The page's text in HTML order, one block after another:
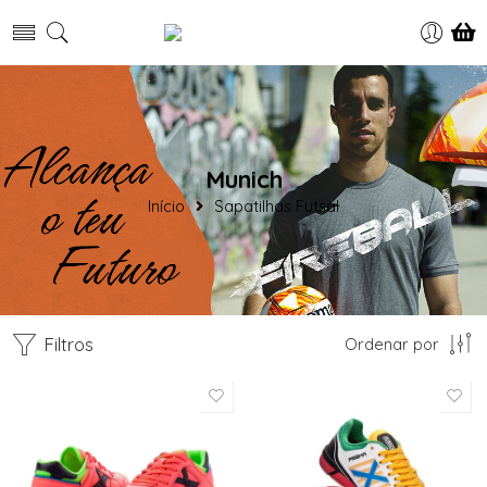
Munich
Início Sapatilhas Futsal
Filtros Ordenar por